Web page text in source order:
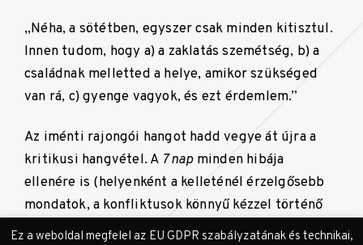
„Néha, a sötétben, egyszer csak minden kitisztul.
Innen tudom, hogy a) a zaklatás szemétség, b) a
családnak melletted a helye, amikor szükséged
van rá, c) gyenge vagyok, és ezt érdemlem.”
Az iménti rajongói hangot hadd vegye át újra a
kritikusi hangvétel. A 7 napminden hibája
ellenére is (helyenként a kelleténél érzelgősebb
mondatok, a konfliktusok könnyű kézzel történő
lezárása) az év egyik legfontosabb könyve. A
Ez a weboldal megfelel az EU GDPR szabályzatának és technikai,